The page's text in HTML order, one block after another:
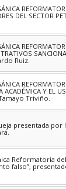
DEL
Ruiz.
ACADÉMICA Y EL
Triviño.
presentada
Reformatoria
falso”,